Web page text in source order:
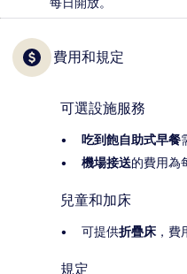
費用和規定
可選設施服務
吃到飽自助式早餐
機場接送的費用為
兒童和加床
可提供折疊床 ，
規定